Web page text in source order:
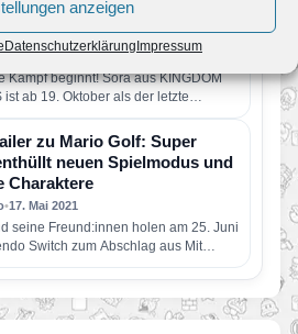
anzeigen
DatenschutzerklärungImpressum
mit Sora in Super Smash
•15. Oktober 2021
Kampf beginnt! Sora aus KINGDOM
ist ab 19. Oktober als der letzte
in Super…
zu Mario Golf: Super
neuen Spielmodus und
Charaktere
•17. Mai 2021
seine Freund:innen holen am 25. Juni
Switch zum Abschlag aus Mit
Chuck und…